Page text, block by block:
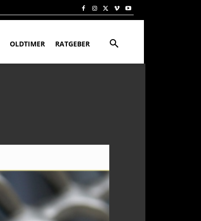
OLDTIMER RATGEBER